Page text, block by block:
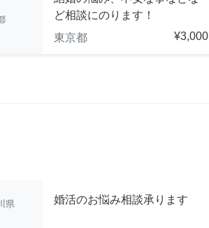
ど相談にのります！
東京都
¥3,000
県 婚活のお悩み相談承ります